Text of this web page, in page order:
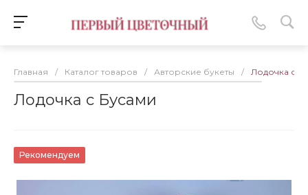
Главная / Каталог товаров / Авторские букеты / Лодочка с
Лодочка с Бусами
Рекомендуем